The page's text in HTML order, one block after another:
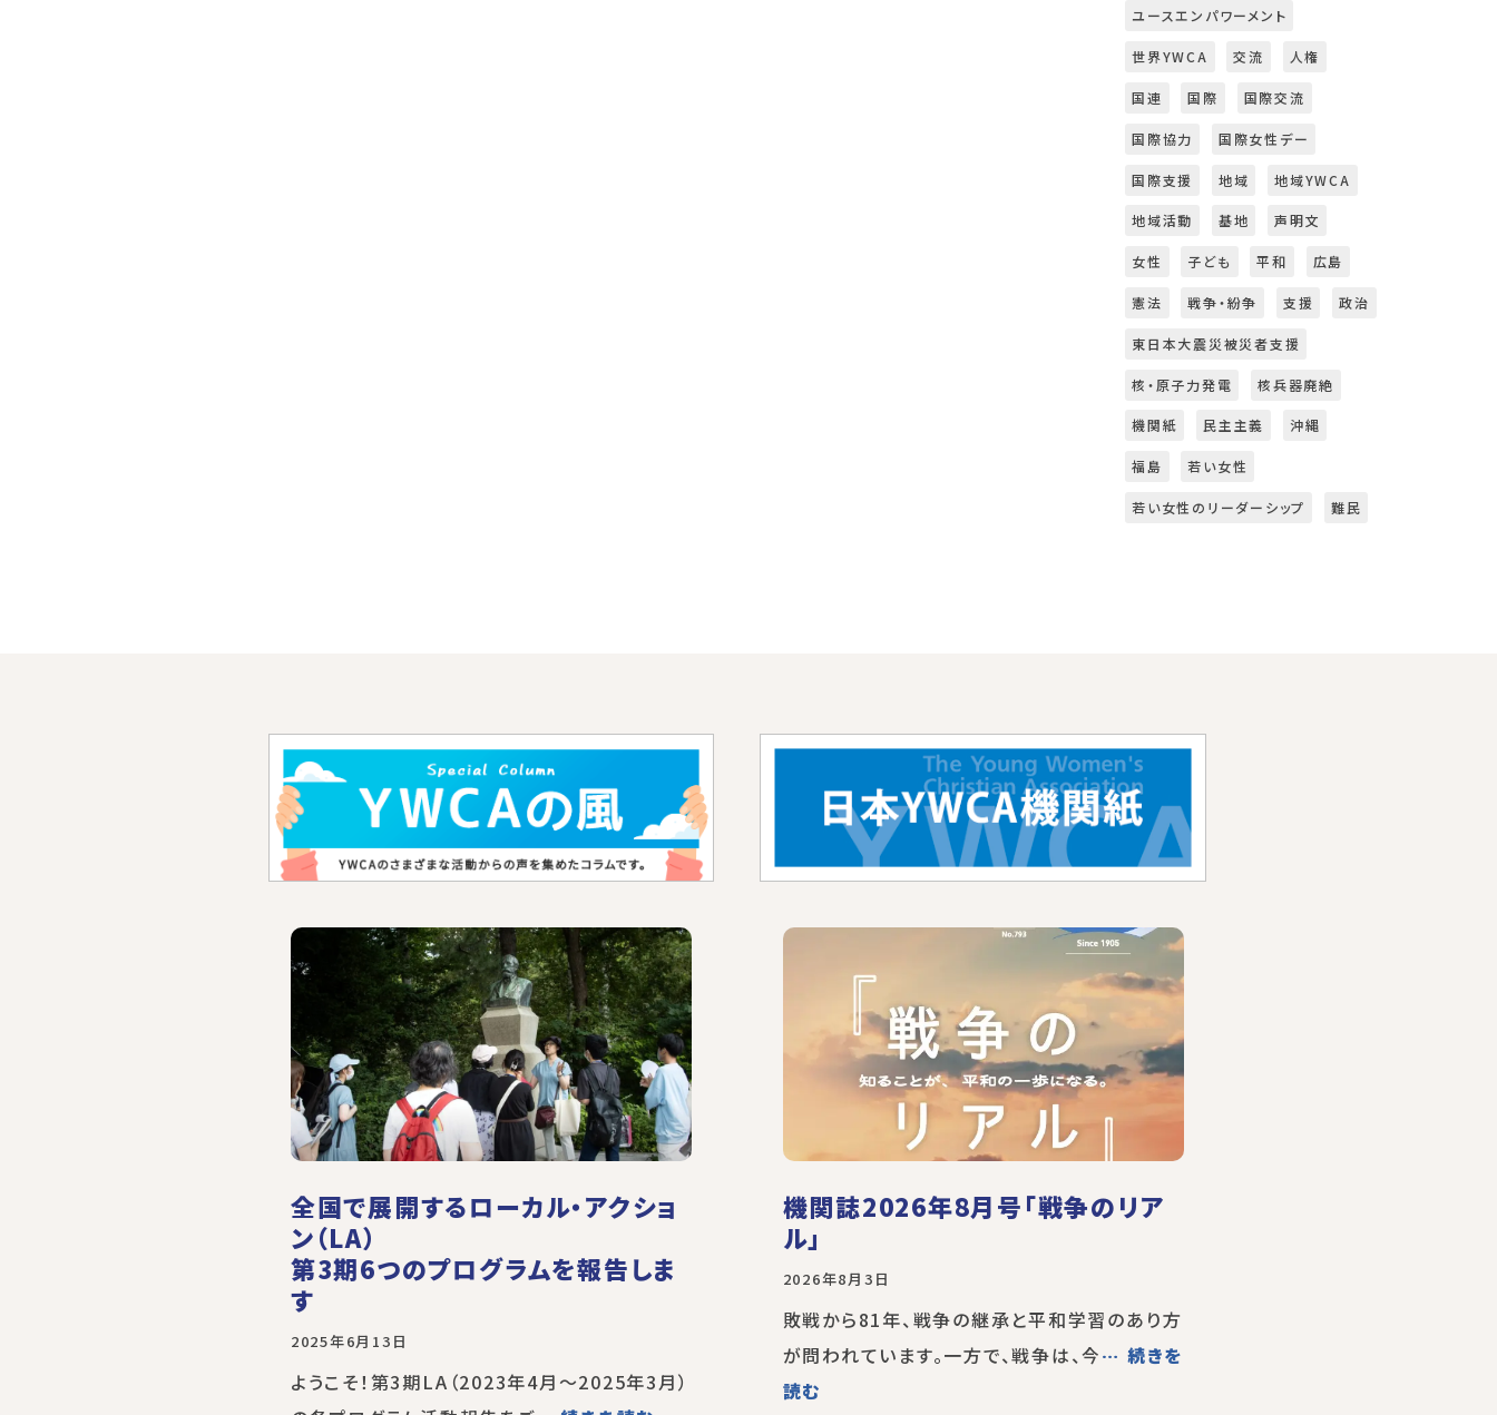
ユースエンパワーメント
世界YWCA 交流 人権
国連 国際 国際交流
国際協力 国際女性デー
国際支援 地域 地域YWCA
地域活動 基地 声明文
女性 子ども 平和 広島
憲法 戦争・紛争 支援 政治
東日本大震災被災者支援
核・原子力発電 核兵器廃絶
機関紙 民主主義 沖縄
福島 若い女性
若い女性のリーダーシップ 難民
全国で展開するローカル・アクショ
ン（LA）
第3期6つのプログラムを報告しま
す
2025年6月13日
ようこそ！第3期LA（2023年4月～2025年3月）
機関誌2026年8月号「戦争のリア
ル」
2026年8月3日
敗戦から81年、戦争の継承と平和学習のあり方
が問われています。一方で、戦争は、今… 続きを
読む